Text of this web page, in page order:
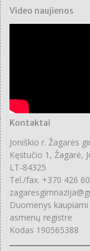
Video naujienos
Kontaktai
Joniškio r. Žagarės
Kęstučio 1, Žagarė,
LT-84325
Tel./fax. +370 426
Duomenys
asmenų registre
Kodas 190565388